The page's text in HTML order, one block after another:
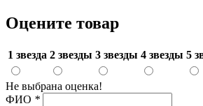
Оцените товар
1 звезда 2 звезды 3 звезды 4 звезды 5
Не выбрана оценка!
ФИО *